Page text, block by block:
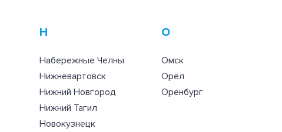
Н
Набережные Челны
Нижневартовск
Нижний Новгород
Нижний Тагил
Новокузнецк
О
Омск
Орёл
Оренбург